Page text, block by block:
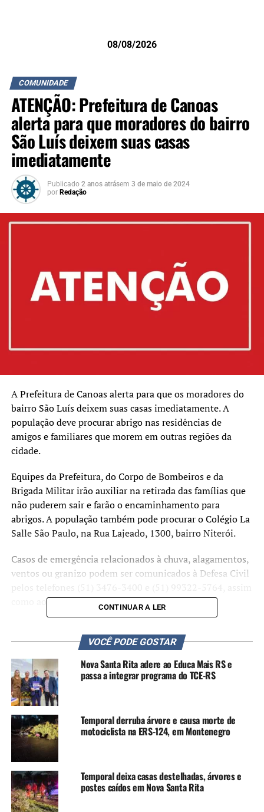
08/08/2026
COMUNIDADE
ATENÇÃO: Prefeitura de Canoas
alerta para que moradores do bairro
São Luís deixem suas casas
imediatamente
Publicado 2 anos atrásem 3 de maio de 2024
por Redação
A Prefeitura de Canoas alerta para que os moradores do
bairro São Luís deixem suas casas imediatamente. A
população deve procurar abrigo nas residências de
amigos e familiares que morem em outras regiões da
cidade.
Equipes da Prefeitura, do Corpo de Bombeiros e da
Brigada Militar irão auxiliar na retirada das famílias que
não puderem sair e farão o encaminhamento para
abrigos. A população também pode procurar o Colégio La
Salle São Paulo, na Rua Lajeado, 1300, bairro Niterói.
Casos de emergência relacionados à chuva, alagamentos,
ventos ou granizo podem ser comunicados à Defesa Civil
como ao Corpo de Bombeiros pelo 193.
prontidão nos telefones 153, (51) 3236-3888 ou pelo (51)
3236-3889. No Centro Integrado de Comando e Controle
(CICC), o contato é pelo WhatsApp: (51) 9301-4751.
TÓPICOS RELACIONADOS:
FEATURED
RIO GRANDE DO SUL RS
A SEGUIR UP
UPA Rio Branco em Canoas é fechada e pacientes são
transferidos para a unidade da Boqueirão
NÃO SE ESQUEÇA
Canoas monta força-tarefa para atendimento e auxílio a
CONTINUAR A LER
VOCÊ PODE GOSTAR
Nova Santa Rita adere ao Educa Mais RS e
passa a integrar programa do TCE-RS
Temporal derruba árvore e causa morte de
motociclista na ERS-124, em Montenegro
Temporal deixa casas destelhadas, árvores e
postes caídos em Nova Santa Rita